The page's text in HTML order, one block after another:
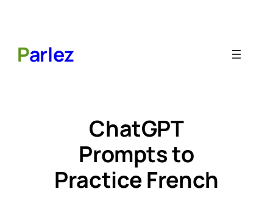
Parlez
ChatGPT
Prompts to
Practice French